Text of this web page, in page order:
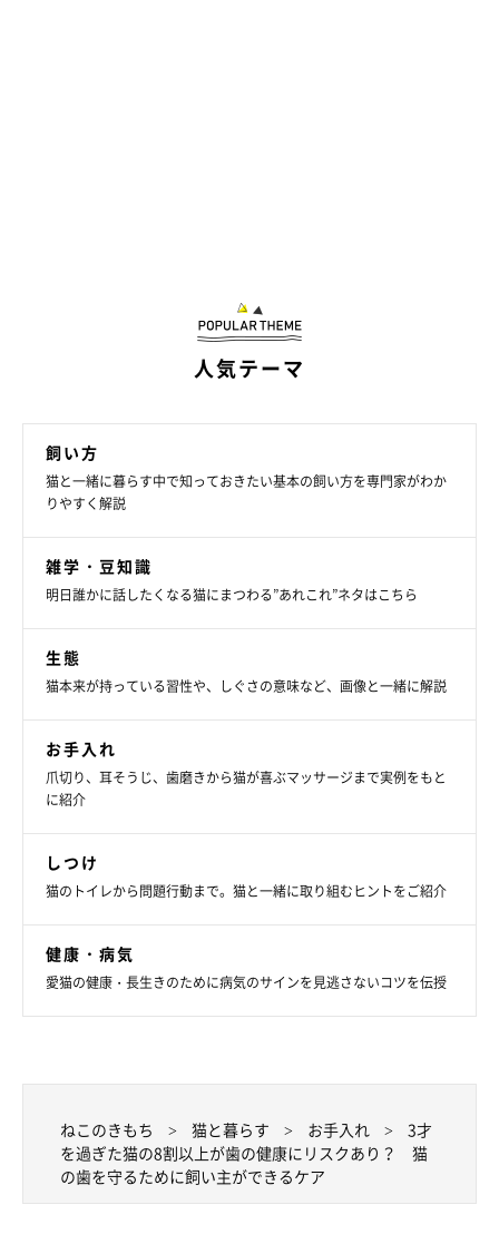
人気テーマ
飼い方
猫と一緒に暮らす中で知っておきたい基本の飼い方を専門家がわか
りやすく解説
雑学・豆知識
明日誰かに話したくなる猫にまつわる”あれこれ”ネタはこちら
生態
猫本来が持っている習性や、しぐさの意味など、画像と一緒に解説
お手入れ
爪切り、耳そうじ、歯磨きから猫が喜ぶマッサージまで実例をもと
に紹介
しつけ
猫のトイレから問題行動まで。猫と一緒に取り組むヒントをご紹介
健康・病気
愛猫の健康・長生きのために病気のサインを見逃さないコツを伝授
ねこのきもち 猫と暮らす お手入れ
3才
を過ぎた猫の8割以上が歯の健康にリスクあり？ 猫
の歯を守るために飼い主ができるケア